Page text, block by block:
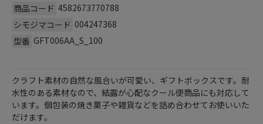
商品コード 4582673770788
シモジマコード 004247368
型番 GFT006AA_S_100
クラフト素材の自然な風合いが可愛い、ギフトボックスです。耐
水性のある素材なので、結露が心配なクール便商品にも対応して
います。個包装の焼き菓子や雑貨などを詰め合わせてお使いいた
だけます。